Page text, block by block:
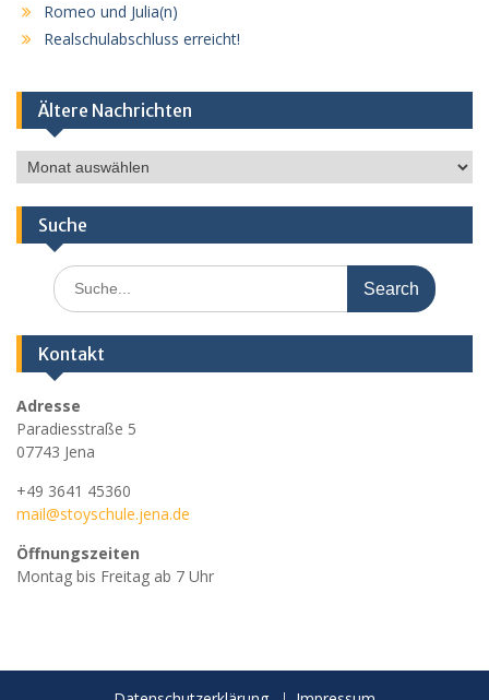
Romeo und Julia(n)
Realschulabschluss erreicht!
Ältere Nachrichten
Ältere
Nachrichten
Suche
Search
for:
Kontakt
Adresse
Paradiesstraße 5
07743 Jena
+49 3641 45360
mail@stoyschule.jena.de
Öffnungszeiten
Montag bis Freitag ab 7 Uhr